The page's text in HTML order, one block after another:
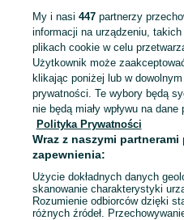
nauczyciel języka
Mapa kategorii
Mapa miejscowości
Mapa ministron
Popularne wyszukiwania
My i nasi 447partnerzy
informacji na urządzeniu,
plikach cookie w celu
Użytkownik może
klikając poniżej lub w
prywatności. Te wybory będą
nie będą miały wpływu na dane
Polityka Prywatności
Wraz z naszymi
zapewnienia:
Użycie dokładnych danych
skanowanie charakterystyki
Rozumienie odbiorców dzięki
różnych źródeł.